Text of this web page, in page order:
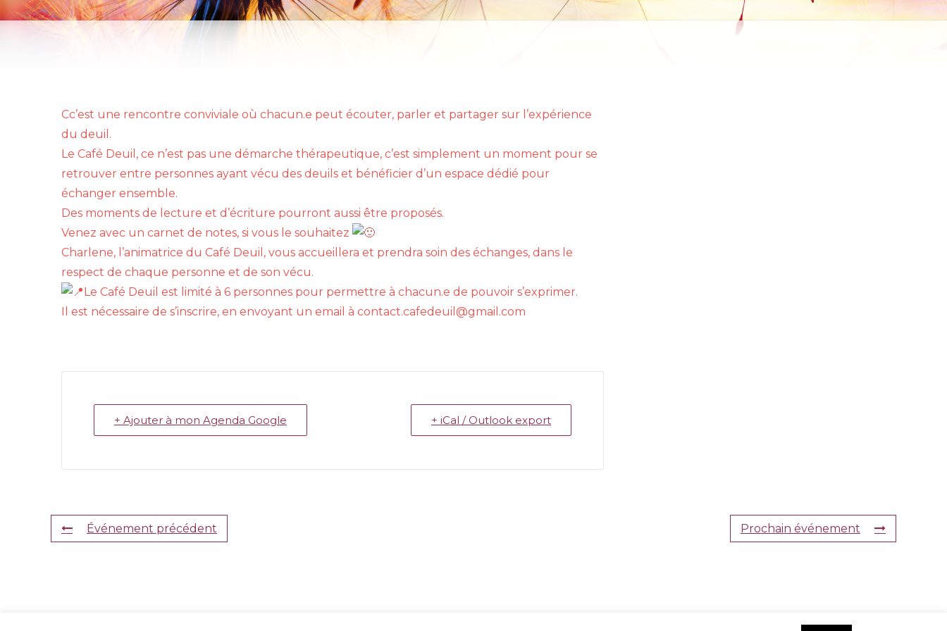
Cc’est une rencontre conviviale où chacun.e peut écouter, parler et partager sur l’expérience
du deuil.
Le Café Deuil, ce n’est pas une démarche thérapeutique, c’est simplement un moment pour se
retrouver entre personnes ayant vécu des deuils et bénéficier d’un espace dédié pour
échanger ensemble.
Des moments de lecture et d’écriture pourront aussi être proposés.
Venez avec un carnet de notes, si vous le souhaitez
Charlene, l’animatrice du Café Deuil, vous accueillera et prendra soin des échanges, dans le
respect de chaque personne et de son vécu.
Le Café Deuil est limité à 6 personnes pour permettre à chacun.e de pouvoir s’exprimer.
Il est nécessaire de s’inscrire, en envoyant un email à contact.cafedeuil@gmail.com
+ Ajouter à mon Agenda Google + iCal / Outlook export
Événement précédent Prochain événement